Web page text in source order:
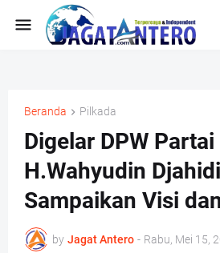
Beranda Pilkada
Digelar DPW
H.Wahyudin Djahidi
Sampaikan Visi
by Jagat Antero - Rabu, Mei 15,